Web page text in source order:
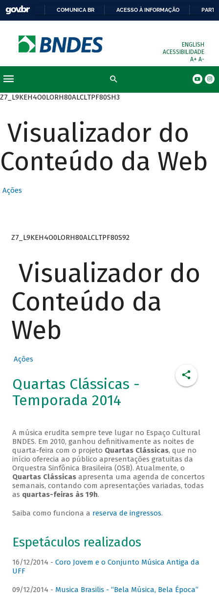
COMUNICA BR ACESSO À INFORMAÇÃO
ENGLISH
ACESSIBILIDADE
A+ A-
Z7_L9KEH4O0LORH80ALCLTPF80SH3
Visualizador do
Conteúdo da Web
Ações
Z7_L9KEH4O0LORH80ALCLTPF80S92
Visualizador do
Conteúdo da
Web
Ações
Quartas Clássicas -
Temporada 2014
A música erudita sempre teve lugar no Espaço Cultural
BNDES. Em 2010, ganhou definitivamente as noites de
quarta-feira com o projeto Quartas Clássicas, que no
início oferecia ao público apresentações gratuitas da
Orquestra Sinfônica Brasileira (OSB). Atualmente, o
Quartas Clássicasapresenta uma agenda de concertos
semanais, contando com apresentações variadas, todas
as quartas-feiras às 19h.
Saiba como funciona a reserva de ingressos.
Espetáculos realizados
16/12/2014 - Coro Jovem e o Conjunto Música Antiga da
UFF
09/12/2014 - Musica Brasilis - “Bela Música, Bela Época”